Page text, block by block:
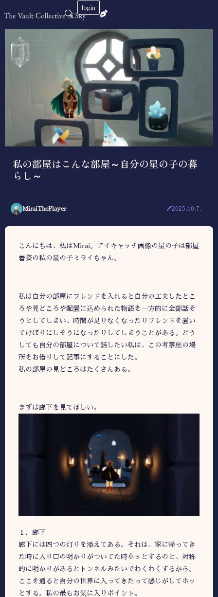
login
私の部屋はこんな部屋～自分の星の子の暮
らし～
MiraiThePlayer 🖊2025.10.7.
こんにちは、私はMirai。アイキャッチ画像の星の子は部屋
着姿の私の星の子ミライちゃん。
私は自分の部屋にフレンドを入れると自分の工夫したとこ
ろや見どころや配置に込められた物語を一方的に全部話そ
うとしてしまい、時間が足りなくなったりフレンドを置い
てけぼりにしそうになったりしてしまうことがある。どう
しても自分の部屋について話したい私は、この考察座の場
所をお借りして記事にすることにした。
私の部屋の見どころはたくさんある。
まずは廊下を見てほしい。
１．廊下
廊下には四つの灯りを添えてある。それは、家に帰ってき
た時に入り口の明かりがついてた時ホッとするのと、対称
的に明かりがあるとトンネルみたいでわくわくするから。
ここを通ると自分の世界に入ってきたって感じがしてホッ
とする。私の最もお気に入りポイント。